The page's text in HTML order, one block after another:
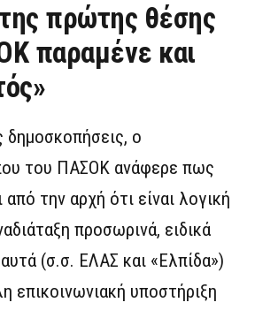
πρώτης θέσης
παραμένε και
δημοσκοπήσεις, ο
του ΠΑΣΟΚ ανάφερε πως
από την αρχή ότι είναι λογική
προσωρινά, ειδικά
(σ.σ. ΕΛΑΣ και «Ελπίδα»)
επικοινωνιακή υποστήριξη